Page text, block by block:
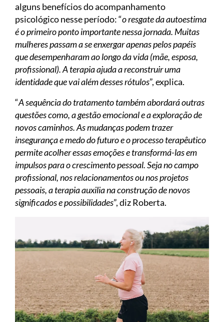
alguns benefícios do acompanhamento
psicológico nesse período: “o resgate da autoestima
é o primeiro ponto importante nessa jornada. Muitas
mulheres passam a se enxergar apenas pelos papéis
que desempenharam ao longo da vida (mãe, esposa,
profissional). A terapia ajuda a reconstruir uma
identidade que vai além desses rótulos”, explica.
“A sequência do tratamento também abordará outras
questões como, a gestão emocional e a exploração de
novos caminhos. As mudanças podem trazer
insegurança e medo do futuro e o processo terapêutico
permite acolher essas emoções e transformá-las em
impulsos para o crescimento pessoal. Seja no campo
profissional, nos relacionamentos ou nos projetos
pessoais, a terapia auxilia na construção de novos
significados e possibilidades”, diz Roberta.